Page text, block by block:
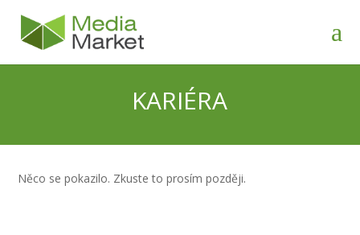
KARIÉRA
Něco se pokazilo. Zkuste to prosím později.